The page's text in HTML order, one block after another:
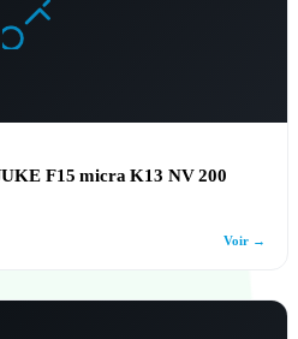
F15 micra K13 NV 200
Voir →